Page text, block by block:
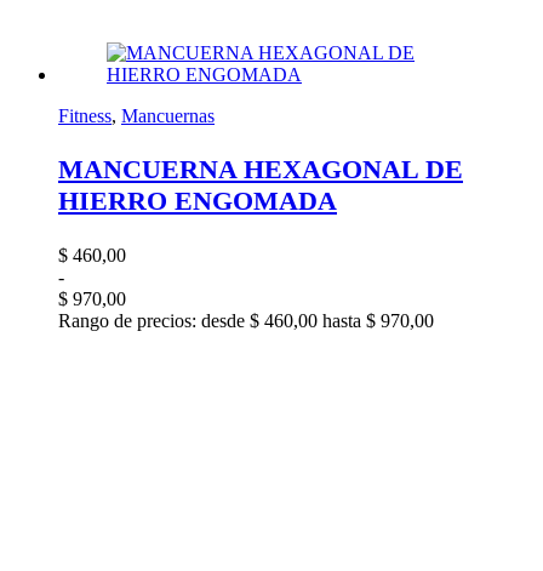
Fitness, Mancuernas
MANCUERNA HEXAGONAL DE
HIERRO ENGOMADA
$ 460,00
-
$ 970,00
Rango de precios: desde $ 460,00 hasta $ 970,00